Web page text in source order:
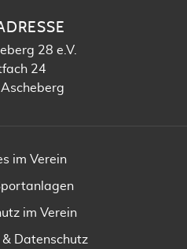
28 e.V.
24
im Verein
im Verein
& Datenschutz